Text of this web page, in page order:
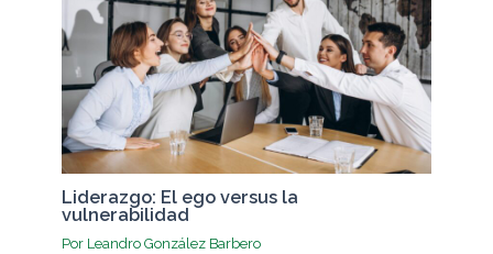
Liderazgo: El ego versus la
vulnerabilidad
Por Leandro González Barbero